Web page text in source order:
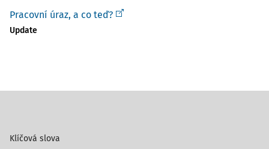
Pracovní úraz, a co teď?
Update
Klíčová slova